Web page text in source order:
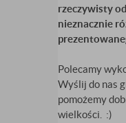
rzeczywisty
nieznacznie
Polecamy
Wyślij do nas
pomożemy
wielkości. :)